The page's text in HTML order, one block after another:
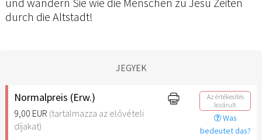
durch die Altstadt!
JEGYEK
Normalpreis (Erw.)
9,00 EUR (tartalmazza az elővételi
díjakat)
Az értékesítés
lezárult
Was
bedeutet das?